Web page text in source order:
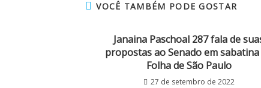
VOCÊ TAMBÉM PODE GOSTAR
Janaina Paschoal 287 fala de
propostas ao Senado em
Folha de São Paulo
27 de setembro de 2022